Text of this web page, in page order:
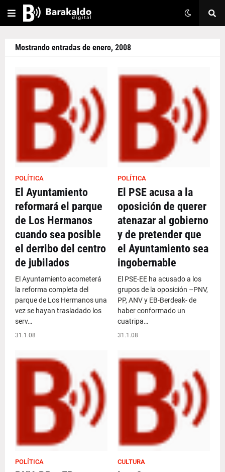
Mostrando entradas de enero, 2008
POLÍTICA
El Ayuntamiento
reformará el parque
de Los Hermanos
cuando sea posible
el derribo del centro
de jubilados
El Ayuntamiento acometerá
la reforma completa del
parque de Los Hermanos una
vez se hayan trasladado los
serv…
31.1.08
POLÍTICA
El PSE acusa a la
oposición de querer
atenazar al gobierno
y de pretender que
el Ayuntamiento sea
ingobernable
El PSE-EE ha acusado a los
grupos de la oposición –PNV,
PP, ANV y EB-Berdeak- de
haber conformado un
cuatripa…
31.1.08
POLÍTICA CULTURA